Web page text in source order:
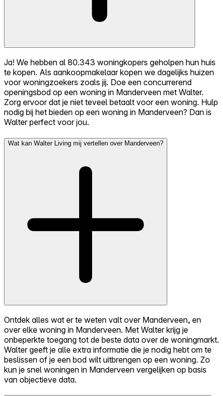
Ja! We hebben al 80.343 woningkopers geholpen hun huis
te kopen. Als aankoopmakelaar kopen we dagelijks huizen
voor woningzoekers zoals jij. Doe een concurrerend
openingsbod op een woning in Manderveen met Walter.
Zorg ervoor dat je niet teveel betaalt voor een woning. Hulp
nodig bij het bieden op een woning in Manderveen? Dan is
Walter perfect voor jou.
Wat kan Walter Living mij vertellen over Manderveen?
Ontdek alles wat er te weten valt over Manderveen, en
over elke woning in Manderveen. Met Walter krijg je
onbeperkte toegang tot de beste data over de woningmarkt.
Walter geeft je alle extra informatie die je nodig hebt om te
beslissen of je een bod wilt uitbrengen op een woning. Zo
kun je snel woningen in Manderveen vergelijken op basis
van objectieve data.